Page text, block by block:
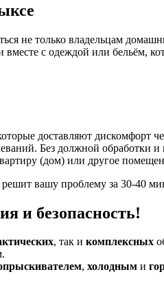
не только владельцам
с одеждой или бельём,
доставляют дискомфорт
Без должной обработки
(дом) или другое
вашу проблему за 30-40
и безопасность!
, так и комплексных
, холодным и